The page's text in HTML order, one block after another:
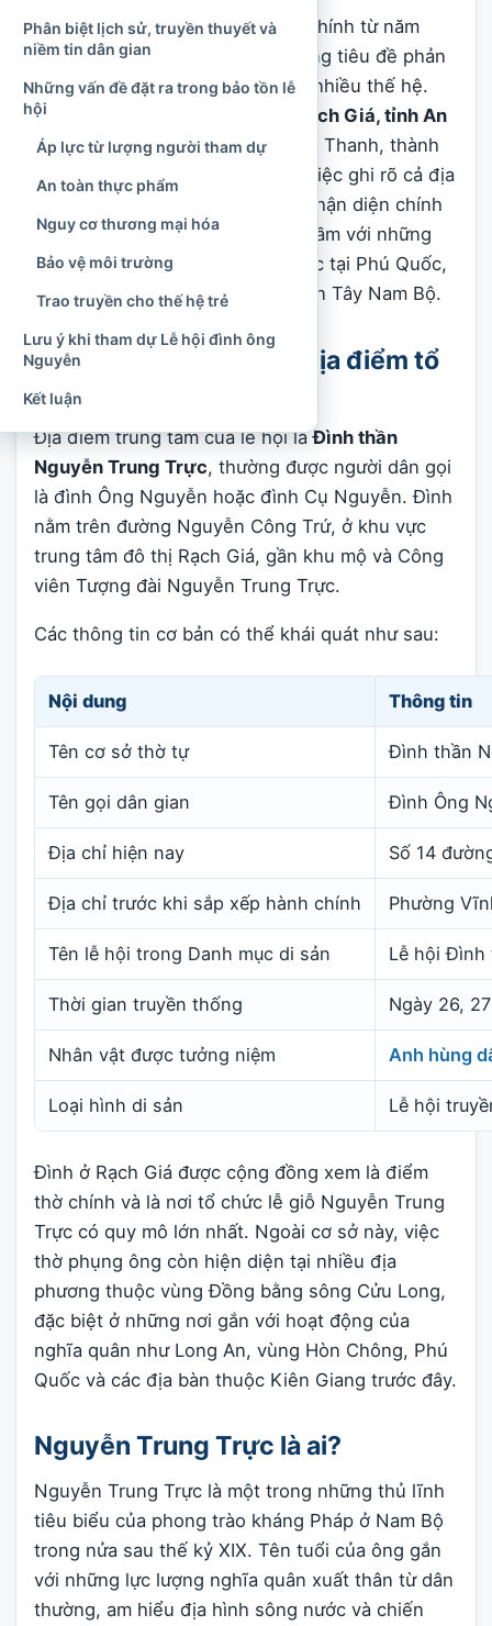
Do có sự thay đổi địa giới hành chính từ năm
2025, tên gọi “ở Kiên Giang” trong tiêu đề phản
ánh địa danh đã quen thuộc với nhiều thế hệ.
Hiện nay, đình thuộc
phường Rạch Giá, tỉnh An
Giang; trước đây là phường Vĩnh Thanh, thành
phố Rạch Giá, tỉnh Kiên Giang. Việc ghi rõ cả địa
danh cũ và mới giúp người đọc nhận diện chính
xác địa điểm, đồng thời tránh nhầm với những
đền, đình thờ Nguyễn Trung Trực tại Phú Quốc,
Long An và nhiều nơi khác ở miền Tây Nam Bộ.
Tên gọi chính thức và địa điểm tổ
chức lễ hội
Địa điểm trung tâm của lễ hội làĐình thần
Nguyễn Trung Trực, thường được người dân gọi
là đình Ông Nguyễn hoặc đình Cụ Nguyễn. Đình
nằm trên đường Nguyễn Công Trứ, ở khu vực
trung tâm đô thị Rạch Giá, gần khu mộ và Công
viên Tượng đài Nguyễn Trung Trực.
Các thông tin cơ bản có thể khái quát như sau:
Nội dung Thông tin
Tên cơ sở thờ tự Đình thần
Tên gọi dân gian Đình Ông
Địa chỉ hiện nay Số 14
Địa chỉ trước khi sắp xếp hành chính Phường
Tên lễ hội trong Danh mục di sản Lễ hội Đình
Thời gian truyền thống Ngày 26,
Nhân vật được tưởng niệm Anh hùng
Loại hình di sản Lễ hội
Đình ở Rạch Giá được cộng đồng xem là điểm
thờ chính và là nơi tổ chức lễ giỗ Nguyễn Trung
Trực có quy mô lớn nhất. Ngoài cơ sở này, việc
thờ phụng ông còn hiện diện tại nhiều địa
phương thuộc vùng Đồng bằng sông Cửu Long,
đặc biệt ở những nơi gắn với hoạt động của
nghĩa quân như Long An, vùng Hòn Chông, Phú
Quốc và các địa bàn thuộc Kiên Giang trước đây.
Nguyễn Trung Trực là ai?
Nguyễn Trung Trực là một trong những thủ lĩnh
tiêu biểu của phong trào kháng Pháp ở Nam Bộ
trong nửa sau thế kỷ XIX. Tên tuổi của ông gắn
với những lực lượng nghĩa quân xuất thân từ dân
thường, am hiểu địa hình sông nước và chiến
Phân biệt lịch sử, truyền thuyết và
niềm tin dân gian
Những vấn đề đặt ra trong bảo tồn lễ
hội
Áp lực từ lượng người tham dự
An toàn thực phẩm
Nguy cơ thương mại hóa
Bảo vệ môi trường
Trao truyền cho thế hệ trẻ
Lưu ý khi tham dự Lễ hội đình ông
Nguyễn
Kết luận